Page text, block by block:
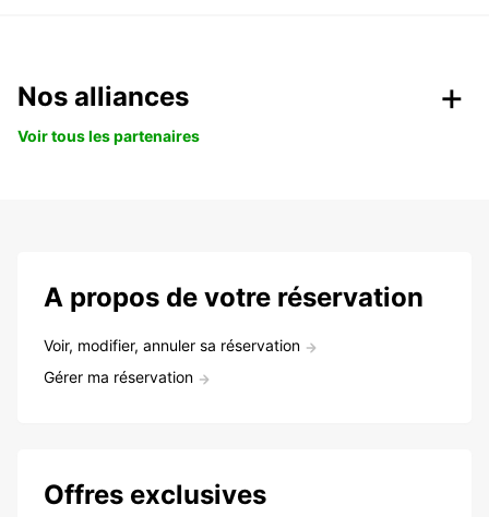
Nos alliances
Voir tous les partenaires
A propos de votre réservation
Voir, modifier, annuler sa réservation
Gérer ma réservation
Offres exclusives